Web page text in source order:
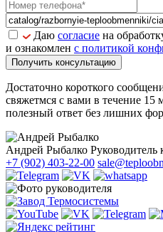
Даю согласие на
и ознакомлен с политикой
Получить консультацию
Достаточно короткого
свяжетмся с вами в течение 15
полезный ответ без лишних
Андрей Рыбалко Руководитель
+7 (902) 403-22-00